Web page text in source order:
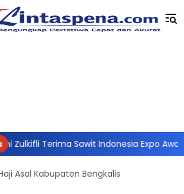
Terima Sawit Indonesia Expo Award
Asal Kabupaten Bengkalis